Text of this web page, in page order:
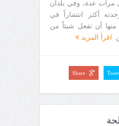
مرات عدة، وفي بلدان
أكثر انتشاراً في
منها أن تفعل شيئاً من
اقرأ المزيد
Share